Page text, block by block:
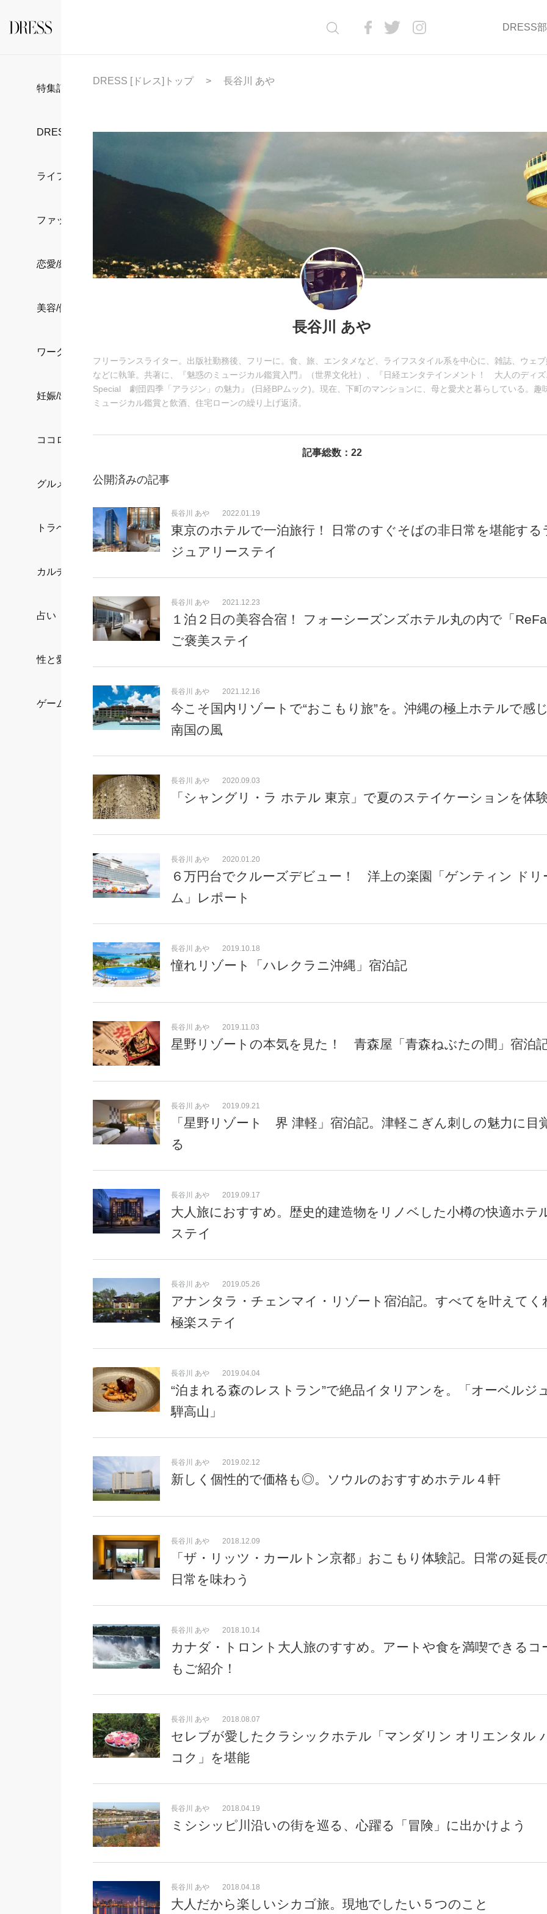
DRESS
特集記事
DRESS部活
ライフスタイル
ファッション
恋愛/結婚/離婚
美容/健康
ワークスタイル
妊娠/出産/家族
ココロ/カラダ
グルメ
トラベル
カルチャー/エンタメ
占い
性と愛
ゲーム
DRESS [ドレス]トップ 長谷川 あや
長谷川 あや
フリーランスライター。出版社勤務後、フリーに。食、旅、エンタメなど、ライフスタイル系を中心に、雑誌、ウェブ
などに執筆。共著に、『魅惑のミュージカル鑑賞入門』（世界文化社）、『日経エンタテインメント！ 大人のディズ
Special 劇団四季「アラジン」の魅力』 (日経BPムック)。現在、下町のマンションに、母と愛犬と暮らしている。趣
ミュージカル鑑賞と飲酒、住宅ローンの繰り上げ返済。
記事総数：22
公開済みの記事
東京のホテルで一泊旅行！ 日常のすぐそばの非日常を堪能する
ジュアリーステイ
長谷川 あや 2022.01.19
１泊２日の美容合宿！ フォーシーズンズホテル丸の内で「ReFa
ご褒美ステイ
長谷川 あや 2021.12.23
今こそ国内リゾートで“おこもり旅”を。沖縄の極上ホテルで感
南国の風
長谷川 あや 2021.12.16
「シャングリ・ラ ホテル 東京」で夏のステイケーションを体
長谷川 あや 2020.09.03
６万円台でクルーズデビュー！ 洋上の楽園「ゲンティン ドリ
ム」レポート
長谷川 あや 2020.01.20
憧れリゾート「ハレクラニ沖縄」宿泊記
長谷川 あや 2019.10.18
星野リゾートの本気を見た！ 青森屋「青森ねぶたの間」宿泊
長谷川 あや 2019.11.03
「星野リゾート 界 津軽」宿泊記。津軽こぎん刺しの魅力に目
る
長谷川 あや 2019.09.21
大人旅におすすめ。歴史的建造物をリノベした小樽の快適ホテ
ステイ
長谷川 あや 2019.09.17
アナンタラ・チェンマイ・リゾート宿泊記。すべてを叶えてく
極楽ステイ
長谷川 あや 2019.05.26
“泊まれる森のレストラン”で絶品イタリアンを。「オーベルジ
騨高山」
長谷川 あや 2019.04.04
新しく個性的で価格も◎。ソウルのおすすめホテル４軒
長谷川 あや 2019.02.12
「ザ・リッツ・カールトン京都」おこもり体験記。日常の延長
日常を味わう
長谷川 あや 2018.12.09
カナダ・トロント大人旅のすすめ。アートや食を満喫できるコ
もご紹介！
長谷川 あや 2018.10.14
セレブが愛したクラシックホテル「マンダリン オリエンタル
コク」を堪能
長谷川 あや 2018.08.07
ミシシッピ川沿いの街を巡る、心躍る「冒険」に出かけよう
長谷川 あや 2018.04.19
大人だから楽しいシカゴ旅。現地でしたい５つのこと
長谷川 あや 2018.04.18